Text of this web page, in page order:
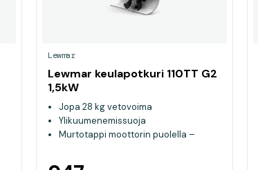
Lewmar
Lewmar keulapotkuri 110TT G2
1,5kW
Jopa 28 kg vetovoima
Ylikuumenemissuoja
Murtotappi moottorin puolella –